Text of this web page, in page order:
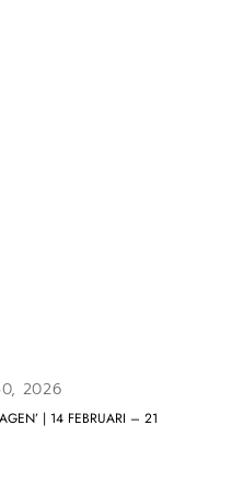
2026
| 14 FEBRUARI – 21